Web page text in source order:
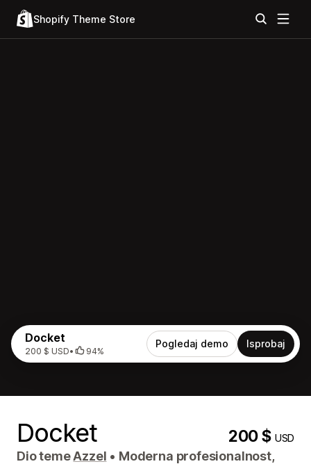
Shopify Theme Store
Docket
200 $ USD• 94%
Pogledaj demo Isprobaj
Docket 200 $USD
Dio temeAzzel • Moderna profesionalnost,